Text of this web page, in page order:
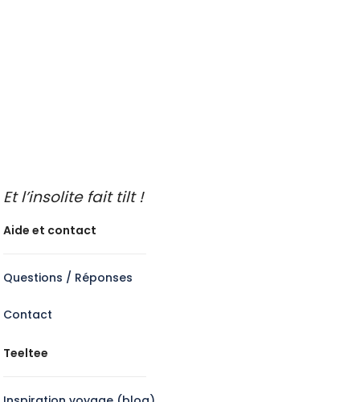
Et l’insolite fait tilt !
Aide et contact
Questions / Réponses
Contact
Teeltee